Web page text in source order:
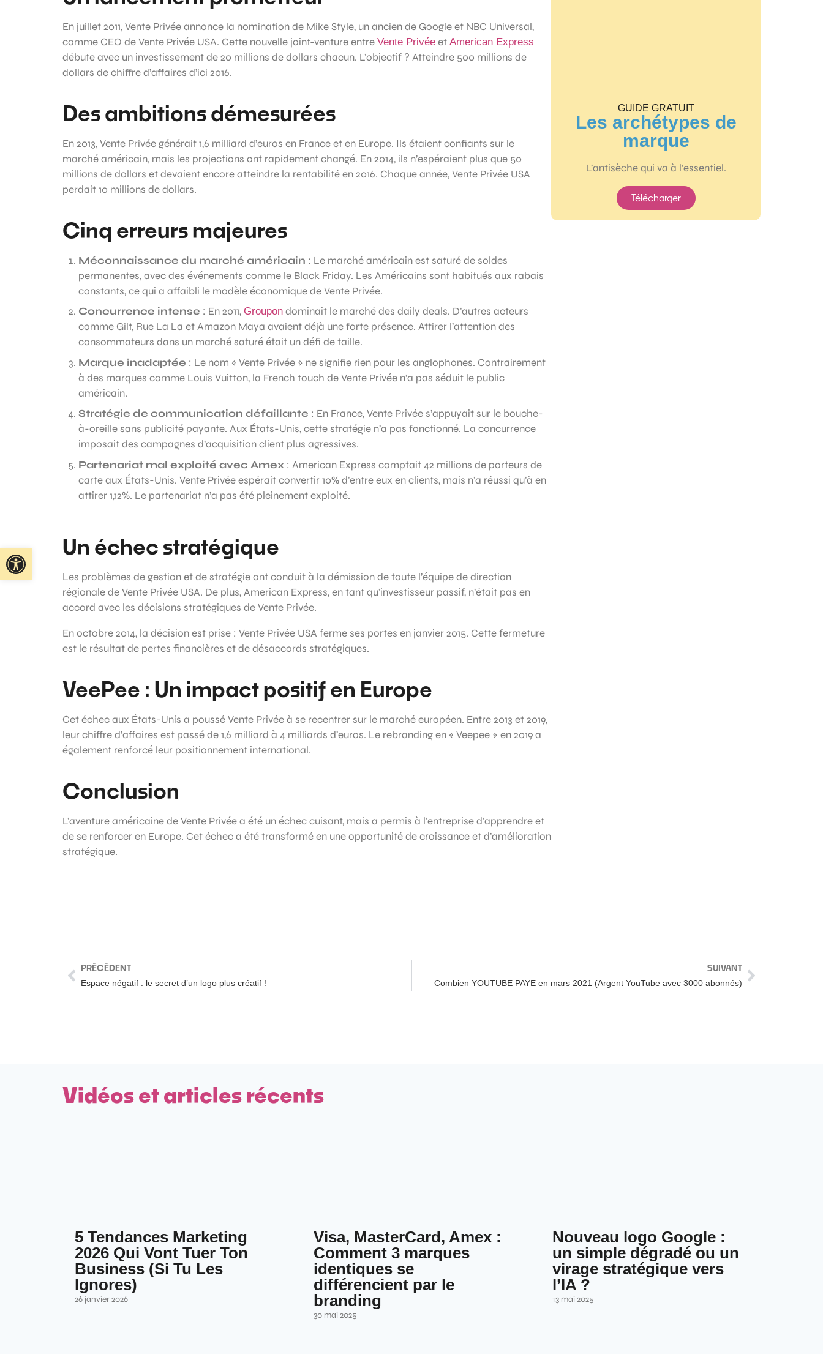
En juillet 2011, Vente Privée annonce la nomination de Mike Style, un ancien de Google et NBC Universal,
comme CEO de Vente Privée USA. Cette nouvelle joint-venture entre Vente Privée et American Express
débute avec un investissement de 20 millions de dollars chacun. L’objectif ? Atteindre 500 millions de
dollars de chiffre d’affaires d’ici 2016.
Des ambitions démesurées
En 2013, Vente Privée générait 1,6 milliard d’euros en France et en Europe. Ils étaient confiants sur le
marché américain, mais les projections ont rapidement changé. En 2014, ils n’espéraient plus que 50
millions de dollars et devaient encore atteindre la rentabilité en 2016. Chaque année, Vente Privée USA
perdait 10 millions de dollars.
Cinq erreurs majeures
Méconnaissance du marché américain : Le marché américain est saturé de soldes
permanentes, avec des événements comme le Black Friday. Les Américains sont habitués aux rabais
constants, ce qui a affaibli le modèle économique de Vente Privée.
Concurrence intense : En 2011, Groupondominait le marché des daily deals. D’autres acteurs
comme Gilt, Rue La La et Amazon Maya avaient déjà une forte présence. Attirer l’attention des
consommateurs dans un marché saturé était un défi de taille.
Marque inadaptée : Le nom « Vente Privée » ne signifie rien pour les anglophones. Contrairement
à des marques comme Louis Vuitton, la French touch de Vente Privée n’a pas séduit le public
américain.
Stratégie de communication défaillante : En France, Vente Privée s’appuyait sur le bouche-
à-oreille sans publicité payante. Aux États-Unis, cette stratégie n’a pas fonctionné. La concurrence
imposait des campagnes d’acquisition client plus agressives.
Partenariat mal exploité avec Amex: American Express comptait 42 millions de porteurs de
carte aux États-Unis. Vente Privée espérait convertir 10% d’entre eux en clients, mais n’a réussi qu’à en
attirer 1,12%. Le partenariat n’a pas été pleinement exploité.
Un échec stratégique
Les problèmes de gestion et de stratégie ont conduit à la démission de toute l’équipe de direction
régionale de Vente Privée USA. De plus, American Express, en tant qu’investisseur passif, n’était pas en
accord avec les décisions stratégiques de Vente Privée.
En octobre 2014, la décision est prise : Vente Privée USA ferme ses portes en janvier 2015. Cette fermeture
est le résultat de pertes financières et de désaccords stratégiques.
VeePee : Un impact positif en Europe
Cet échec aux États-Unis a poussé Vente Privée à se recentrer sur le marché européen. Entre 2013 et 2019,
leur chiffre d’affaires est passé de 1,6 milliard à 4 milliards d’euros. Le rebranding en « Veepee » en 2019 a
également renforcé leur positionnement international.
Conclusion
L’aventure américaine de Vente Privée a été un échec cuisant, mais a permis à l’entreprise d’apprendre et
de se renforcer en Europe. Cet échec a été transformé en une opportunité de croissance et d’amélioration
stratégique.
GUIDE GRATUIT
Les archétypes de
marque
L’antisèche qui va à l’essentiel.
Télécharger
PRÉCÉDENT
Espace négatif : le secret d’un logo plus créatif !
SUIVANT
Combien YOUTUBE PAYE en mars 2021 (Argent YouTube avec 3000 abonnés)
Vidéos et articles récents
5 Tendances Marketing
2026 Qui Vont Tuer Ton
Business (Si Tu Les
Ignores)
26 janvier 2026
Visa, MasterCard, Amex :
Comment 3 marques
identiques se
différencient par le
branding
30 mai 2025
Nouveau logo Google :
un simple dégradé ou un
virage stratégique vers
l’IA ?
13 mai 2025
Ouvrir la barre d’outils